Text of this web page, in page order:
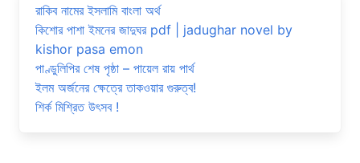
রাকিব নামের ইসলামি বাংলা অর্থ
কিশোর পাশা ইমনের জাদুঘর pdf | jadughar novel by
kishor pasa emon
পাণ্ডুলিপির শেষ পৃষ্ঠা – পায়েল রায় পার্থ
ইলম অর্জনের ক্ষেত্রে তাকওয়ার গুরুত্ব!
শির্ক মিশ্রিত উৎসব !